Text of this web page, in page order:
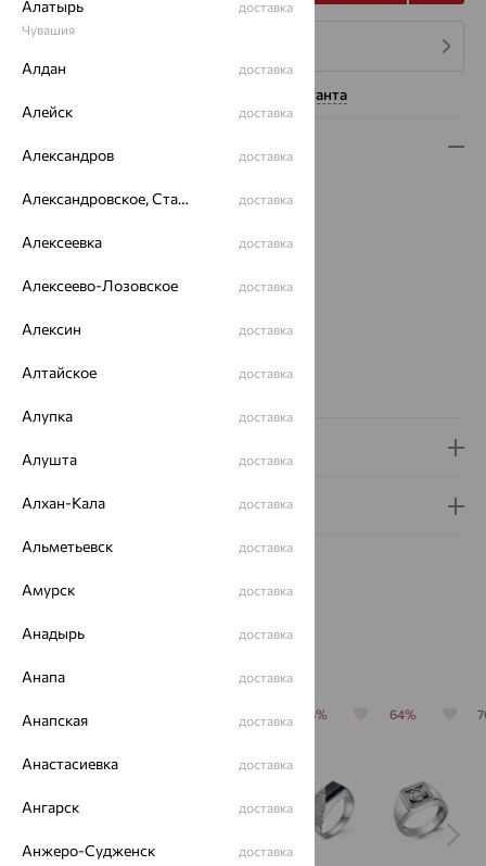
Нужна помощь консультанта
Описание
2.9 — 3.3
Металл:Серебро
Страна происхождения:
РОССИЯ
Вид покрытия:
Бренд:
Гарантия и возврат
64% 64%
Алатырь
Чувашия
доставка
Алдан доставка
Алейск доставка
Александров доставка
Александровское, Ставропольский край доставка
Алексеевка доставка
Алексеево-Лозовское доставка
Алексин доставка
Алтайское доставка
Алупка доставка
Алушта доставка
Алхан-Кала доставка
Альметьевск доставка
Амурск доставка
Анадырь доставка
Анапа доставка
Анапская доставка
Анастасиевка доставка
Ангарск доставка
Анжеро-Судженск доставка